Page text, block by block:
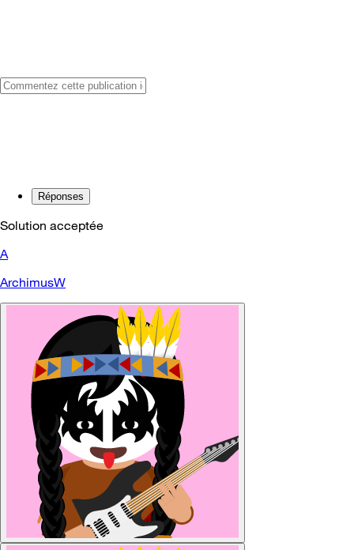
Réponses
Solution acceptée
A
ArchimusW